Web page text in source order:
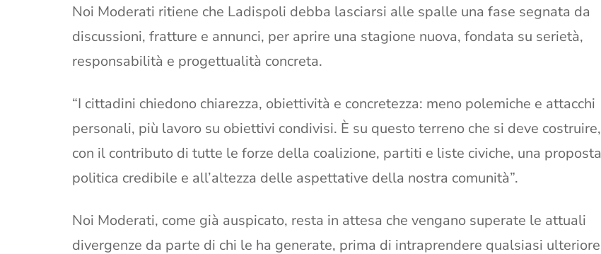
Noi Moderati ritiene che Ladispoli debba lasciarsi alle spalle una fase segnata da
discussioni, fratture e annunci, per aprire una stagione nuova, fondata su serietà,
responsabilità e progettualità concreta.
“I cittadini chiedono chiarezza, obiettività e concretezza: meno polemiche e attacchi
personali, più lavoro su obiettivi condivisi. È su questo terreno che si deve costruire,
con il contributo di tutte le forze della coalizione, partiti e liste civiche, una proposta
politica credibile e all’altezza delle aspettative della nostra comunità”.
Noi Moderati, come già auspicato, resta in attesa che vengano superate le attuali
divergenze da parte di chi le ha generate, prima di intraprendere qualsiasi ulteriore